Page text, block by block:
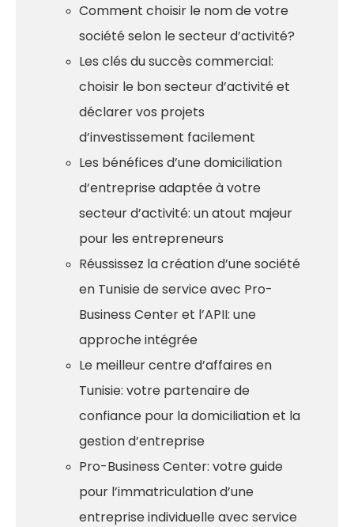
Comment choisir le nom de votre
société selon le secteur d’activité?
Les clés du succès commercial:
choisir le bon secteur d’activité et
déclarer vos projets
d’investissement facilement
Les bénéfices d’une domiciliation
d’entreprise adaptée à votre
secteur d’activité: un atout majeur
pour les entrepreneurs
Réussissez la création d’une société
en Tunisie de service avec Pro-
Business Center et l’APII: une
approche intégrée
Le meilleur centre d’affaires en
Tunisie: votre partenaire de
confiance pour la domiciliation et la
gestion d’entreprise
Pro-Business Center: votre guide
pour l’immatriculation d’une
entreprise individuelle avec service